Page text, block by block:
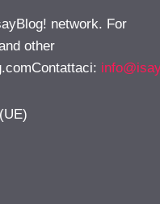
network. For
other
: